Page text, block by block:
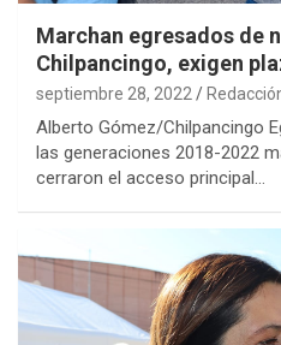
Marchan egresados de
Chilpancingo, exigen
septiembre 28, 2022
Alberto Gómez/Chilpancingo
las generaciones 2018-2022
cerraron el acceso principal…